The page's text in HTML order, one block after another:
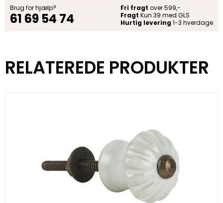
Brug for hjælp?
61 69 54 74
Fri fragt over 599,-
Fragt Kun 39 med GLS
Hurtig levering 1-3 hverdage
RELATEREDE PRODUKTER